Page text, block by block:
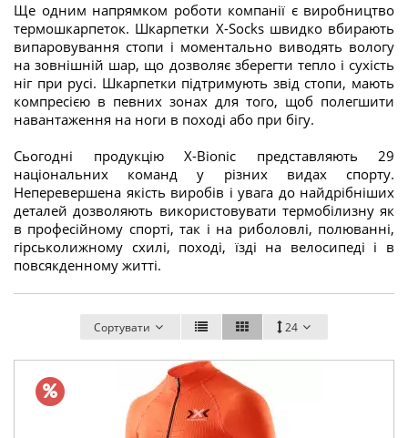
Ще одним напрямком роботи компанії є виробництво
термошкарпеток. Шкарпетки X-Socks швидко вбирають
випаровування стопи і моментально виводять вологу
на зовнішній шар, що дозволяє зберегти тепло і сухість
ніг при русі. Шкарпетки підтримують звід стопи, мають
компресією в певних зонах для того, щоб полегшити
навантаження на ноги в поході або при бігу.
Сьогодні продукцію X-Bionic представляють 29
національних команд у різних видах спорту.
Неперевершена якість виробів і увага до найдрібніших
деталей дозволяють використовувати термобілизну як
в професійному спорті, так і на риболовлі, полюванні,
гірськолижному схилі, поході, їзді на велосипеді і в
повсякденному житті.
Сортувати 24